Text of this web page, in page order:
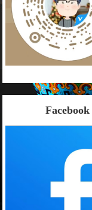
Facebook